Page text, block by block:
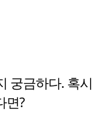
궁금하다. 혹시
면?